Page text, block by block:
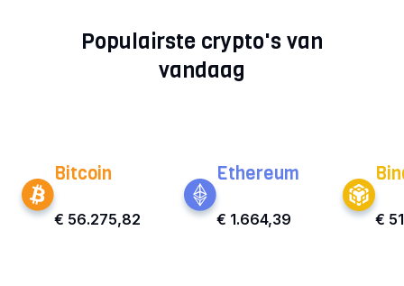
Populairste crypto's van
vandaag
Bitcoin
€ 56.275,82
Ethereum
€ 1.664,39 €